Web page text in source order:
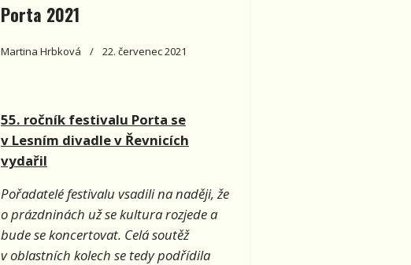
Porta 2021
Martina Hrbková 22. červenec 2021
55. ročník festivalu Porta se
v Lesním divadle v Řevnicích
vydařil
Pořadatelé festivalu vsadili na naději, že
o prázdninách už se kultura rozjede a
bude se koncertovat. Celá soutěž
v oblastních kolech se tedy podřídila